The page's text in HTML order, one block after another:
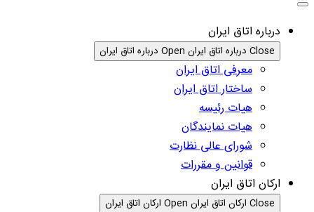
درباره اتاق ایران
Close درباره اتاق ایران Open درباره اتاق ایران
معرفی اتاق ایران
ساختار اتاق ایران
هیات رئیسه
هیات نمایندگان
شورای عالی نظارت
قوانین و مقررات
ارکان اتاق ایران
Close ارکان اتاق ایران Open ارکان اتاق ایران